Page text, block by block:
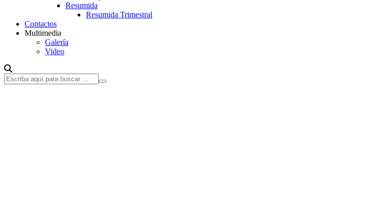
Resumida
Resumida Trimestral
Contactos
Multimedia
Galería
Video